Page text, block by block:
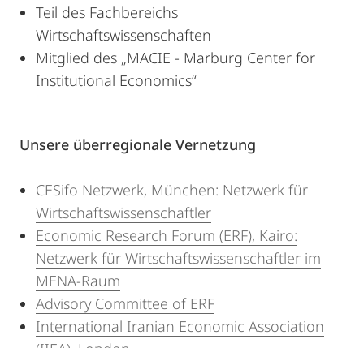
Teil des Fachbereichs
Wirtschaftswissenschaften
Mitglied des „MACIE - Marburg Center for
Institutional Economics“
Unsere überregionale Vernetzung
CESifo Netzwerk, München: Netzwerk für
Wirtschaftswissenschaftler
Economic Research Forum (ERF), Kairo:
Netzwerk für Wirtschaftswissenschaftler im
MENA-Raum
Advisory Committee of ERF
International Iranian Economic Association